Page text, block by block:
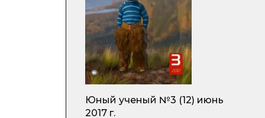
Юный ученый №3 (12) июнь
2017 г.